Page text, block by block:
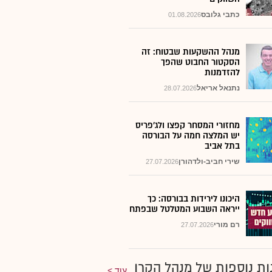
01.08.2026כתבי גלובס
מנהל ההשקעות שבטוח: זה
הסקטור החבוט שהפך
להזדמנות
28.07.2026נתנאל אריאל
מחזורי המסחר קפצו ולג'פריס
יש המלצה חמה על הבורסה
בתל אביב
27.07.2026שירי חביב-ולדהורן
היכונו לירידות בבורסה: כך
ייראה השבוע המטלטל שבפתח
27.07.2026רם מורי
נוספות של מנהל הקרן